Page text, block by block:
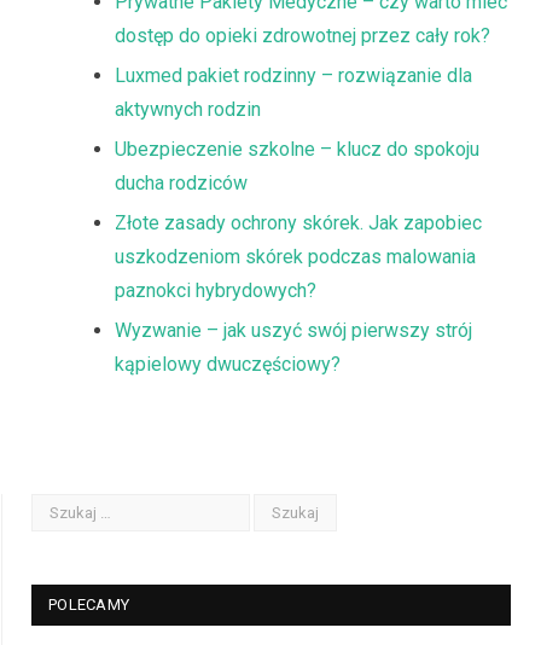
dostęp do opieki zdrowotnej przez cały rok?
Luxmed pakiet rodzinny – rozwiązanie dla
aktywnych rodzin
Ubezpieczenie szkolne – klucz do spokoju
ducha rodziców
Złote zasady ochrony skórek. Jak zapobiec
uszkodzeniom skórek podczas malowania
paznokci hybrydowych?
Wyzwanie – jak uszyć swój pierwszy strój
kąpielowy dwuczęściowy?
POLECAMY